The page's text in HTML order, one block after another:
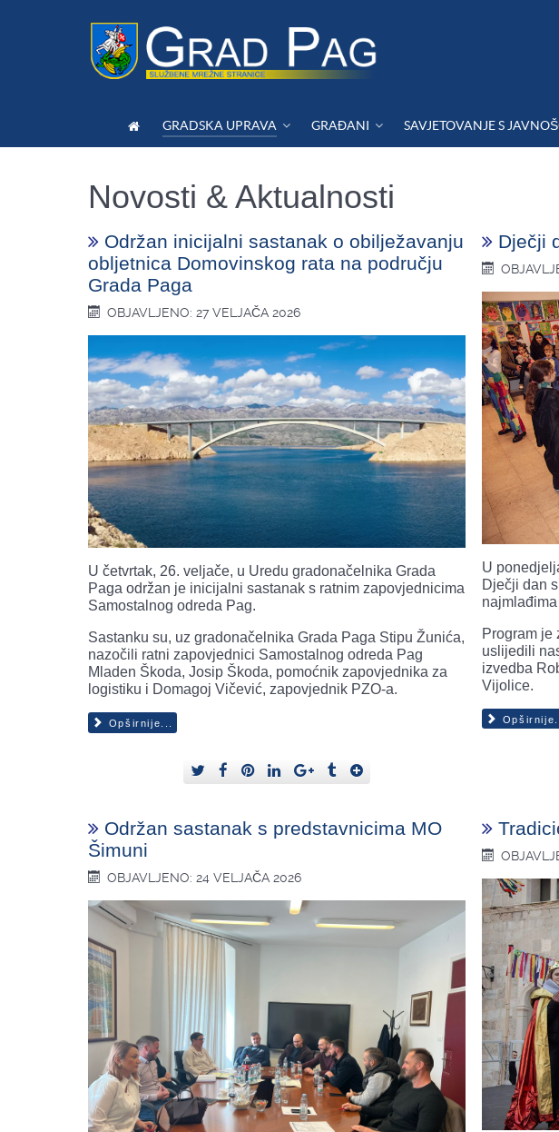
GRADSKA UPRAVA GRAĐANI SAVJETOVANJE S
Novosti & Aktualnosti
Održan inicijalni sastanak o obilježavanju
obljetnica Domovinskog rata na području
Grada Paga
OBJAVLJENO: 27 VELJAČA 2026
U četvrtak, 26. veljače, u Uredu gradonačelnika Grada
Paga održan je inicijalni sastanak s ratnim zapovjednicima
Samostalnog odreda Pag.
Sastanku su, uz gradonačelnika Grada Paga Stipu Žunića,
nazočili ratni zapovjednici Samostalnog odreda Pag
Mladen Škoda, Josip Škoda, pomoćnik zapovjednika za
logistiku i Domagoj Vičević, zapovjednik PZO-a.
Opširnije...
Dječji
U
Dječji dan
Program je
uslijedili
izvedba
Vijolice.
Održan sastanak s predstavnicima MO
Šimuni
OBJAVLJENO: 24 VELJAČA 2026